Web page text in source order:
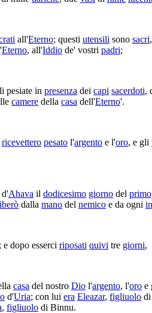
all'Eterno; questi utensili sono sacri
Eterno, all'Iddio de' vostri padri;
pesiate in presenza dei capi sacerdoti,
camere della casa dell'Eterno'.
ricevettero pesato l'argento e l'oro, e gli
d'Ahava il dodicesimo giorno del primo
dalla mano del nemico e da ogni
; e dopo esserci riposati quivi tre giorni,
casa del nostro Dio l'argento, l'oro e
d'Uria; con lui era Eleazar, figliuolo di
, figliuolo di Binnu.